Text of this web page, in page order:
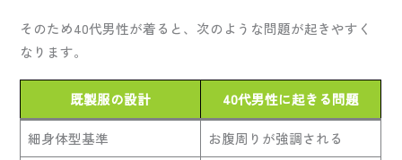
そのため40代男性が着ると、次のような問題が起きやすく
なります。
既製服の設計 40代男性に起きる問題
細身体型基準 お腹周りが強調される